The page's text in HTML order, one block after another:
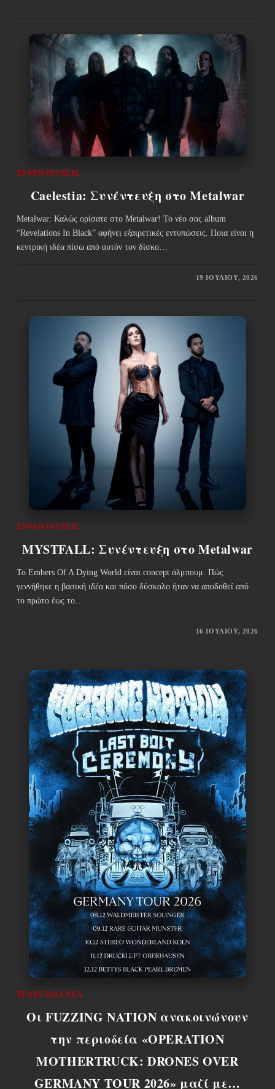
ΣΥΝΕΝΤΕΎΞΕΙΣ
Caelestia: Συνέντευξη στο Metalwar
Metalwar: Καλώς ορίσατε στο Metalwar! Το νέο σας album
“Revelations In Black” αφήνει εξαιρετικές εντυπώσεις. Ποια είναι η
κεντρική ιδέα πίσω από αυτόν τον δίσκο…
19 ΙΟΥΛΊΟΥ, 2026
ΣΥΝΕΝΤΕΎΞΕΙΣ
MYSTFALL: Συνέντευξη στο Metalwar
Το Embers Of A Dying World είναι concept άλμπουμ. Πώς
γεννήθηκε η βασική ιδέα και πόσο δύσκολο ήταν να αποδοθεί από
το πρώτο έως το…
16 ΙΟΥΛΊΟΥ, 2026
ΤΕΛΕΥΤΑΊΑ ΝΈΑ
Οι FUZZING NATION ανακοινώνουν
την περιοδεία «OPERATION
MOTHERTRUCK: DRONES OVER
GERMANY TOUR 2026» μαζί με…